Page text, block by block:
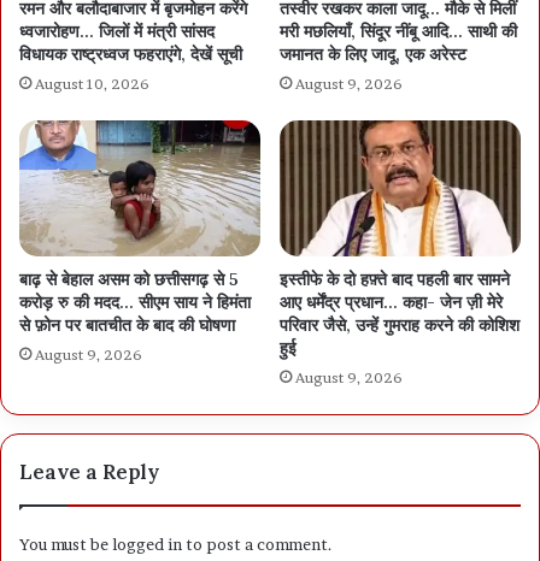
रमन और बलौदाबाजार में बृजमोहन करेंगे
ध्वजारोहण… जिलों में मंत्री सांसद
विधायक राष्ट्रध्वज फहराएंगे, देखें सूची
August 10, 2026
तस्वीर रखकर काला जादू… मौके से मिलीं
मरी मछलियाँ, सिंदूर नींबू आदि… साथी की
जमानत के लिए जादू, एक अरेस्ट
August 9, 2026
बाढ़ से बेहाल असम को छत्तीसगढ़ से 5
करोड़ रु की मदद… सीएम साय ने हिमंता
से फ़ोन पर बातचीत के बाद की घोषणा
August 9, 2026
इस्तीफे के दो हफ़्ते बाद पहली बार सामने
आए धर्मेंद्र प्रधान… कहा- जेन ज़ी मेरे
परिवार जैसे, उन्हें गुमराह करने की कोशिश
हुई
August 9, 2026
Leave a Reply
You must belogged in to post a comment.